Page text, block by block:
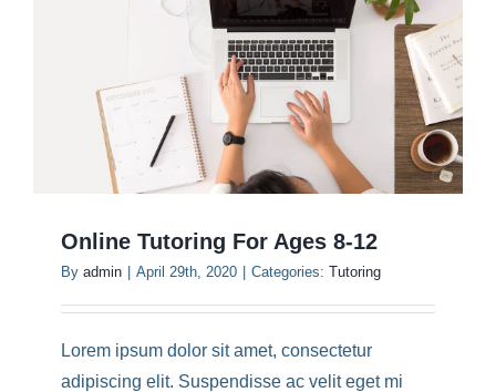
Online Tutoring For Ages 8-12
By admin April 29th, 2020 Categories: Tutoring
Lorem ipsum dolor sit amet, consectetur
adipiscing elit. Suspendisse ac velit eget mi